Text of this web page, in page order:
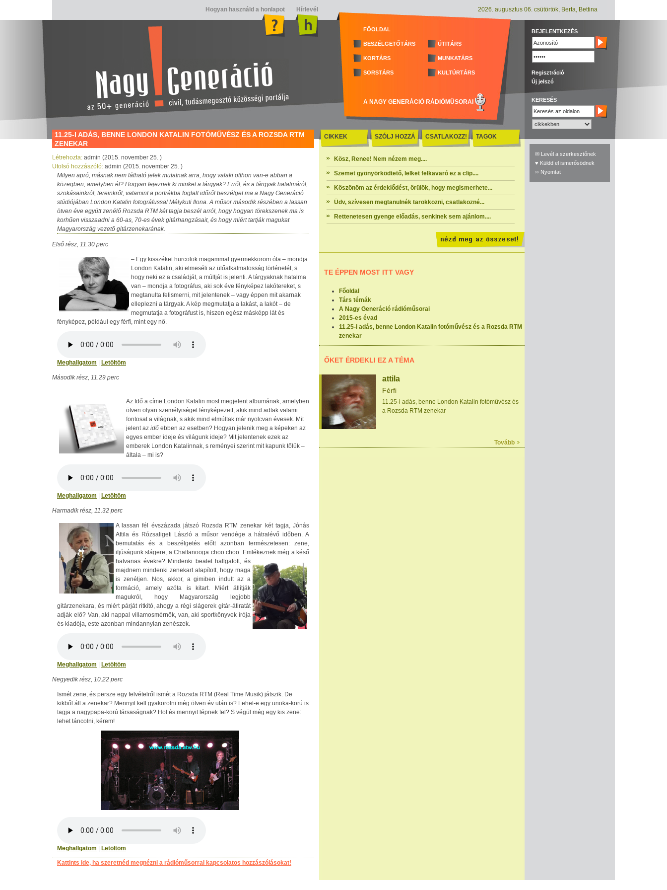
Hogyan használd a honlapot Hírlevél 2026. augusztus 06. csütörtök, Berta, Bettina
FŐOLDAL
BESZÉLGETŐTÁRS ÚTITÁRS
KORTÁRS MUNKATÁRS
SORSTÁRS KULTÚRTÁRS
A NAGY GENERÁCIÓ RÁDIÓMŰSORAI
BEJELENTKEZÉS
Regisztráció
Új jelszó
KERESÉS
11.25-I ADÁS, BENNE LONDON KATALIN FOTÓMŰVÉSZ ÉS A ROZSDA RTM
ZENEKAR
Létrehozta: admin (2015. november 25. )
Utolsó hozzászóló: admin (2015. november 25. )
Milyen apró, másnak nem látható jelek mutatnak arra, hogy valaki otthon van-e abban a
közegben, amelyben él? Hogyan fejeznek ki minket a tárgyak? Erről, és a tárgyak hatalmáról,
szokásainkról, tereinkről, valamint a portrékba foglalt időről beszélget ma a Nagy Generáció
stúdiójában London Katalin fotográfussal Mélykuti Ilona. A műsor második részében a lassan
ötven éve együtt zenélő Rozsda RTM két tagja beszél arról, hogy hogyan törekszenek ma is
korhűen visszaadni a 60-as, 70-es évek gitárhangzásait, és hogy miért tartják magukat
Magyarország vezető gitárzenekarának.
Első rész, 11.30 perc
– Egy kisszéket hurcolok magammal gyermekkorom óta – mondja
London Katalin, aki elmeséli az ülőalkalmatosság történetét, s
hogy neki ez a családját, a múltját is jelenti. A tárgyaknak hatalma
van – mondja a fotográfus, aki sok éve fényképez lakótereket, s
megtanulta felismerni, mit jelentenek – vagy éppen mit akarnak
elleplezni a tárgyak. A kép megmutatja a lakást, a lakót – de
megmutatja a fotográfust is, hiszen egész másképp lát és
fényképez, például egy férfi, mint egy nő.
Meghallgatom Letöltöm
Második rész, 11.29 perc
Az Idő a címe London Katalin most megjelent albumának, amelyben
ötven olyan személyiséget fényképezett, akik mind adtak valami
fontosat a világnak, s akik mind elmúltak már nyolcvan évesek. Mit
jelent az idő ebben az esetben? Hogyan jelenik meg a képeken az
egyes ember ideje és világunk ideje? Mit jelentenek ezek az
emberek London Katalinnak, s reményei szerint mit kapunk tőlük –
általa – mi is?
Meghallgatom Letöltöm
Harmadik rész, 11.32 perc
A lassan fél évszázada játszó Rozsda RTM zenekar két tagja, Jónás
Attila és Rózsaligeti László a műsor vendége a hátralévő időben. A
bemutatás és a beszélgetés előtt azonban természetesen: zene,
ifjúságunk slágere, a Chattanooga choo choo. Emlékeznek még a késő
hatvanas évekre? Mindenki beatet hallgatott, és
majdnem mindenki zenekart alapított, hogy maga
is zenéljen. Nos, akkor, a gimiben indult az a
formáció, amely azóta is kitart. Miért állítják
magukról, hogy Magyarország legjobb
gitárzenekara, és miért párját ritkító, ahogy a régi slágerek gitár-átiratát
adják elő? Van, aki nappal villamosmérnök, van, aki sportkönyvek írója
és kiadója, este azonban mindannyian zenészek.
Meghallgatom Letöltöm
Negyedik rész, 10.22 perc
Ismét zene, és persze egy felvételről ismét a Rozsda RTM (Real Time Musik) játszik. De
kikből áll a zenekar? Mennyit kell gyakorolni még ötven év után is? Lehet-e egy unoka-korú is
tagja a nagypapa-korú társaságnak? Hol és mennyit lépnek fel? S végül még egy kis zene:
lehet táncolni, kérem!
Meghallgatom Letöltöm
Kattints ide, ha szeretnéd megnézni a rádióműsorral kapcsolatos hozzászólásokat!
CIKKEK SZÓLJ HOZZÁ CSATLAKOZZ! TAGOK
Kösz, Renee! Nem nézem meg....
Szemet gyönyörködtető, lelket felkavaró ez a clip....
Köszönöm az érdeklődést, örülök, hogy megismerhete...
Üdv, szívesen megtanulnék tarokkozni, csatlakozné...
Rettenetesen gyenge előadás, senkinek sem ajánlom....
TE ÉPPEN MOST ITT VAGY
Főoldal
Társ témák
A Nagy Generáció rádióműsorai
2015-es évad
11.25-i adás, benne London Katalin fotóművész és a Rozsda RTM
zenekar
ŐKET ÉRDEKLI EZ A TÉMA
attila
Férfi
11.25-i adás, benne London Katalin fotóművész és
a Rozsda RTM zenekar
Tovább
✉ Levél a szerkesztőnek
♥ Küldd el ismerősödnek
›› Nyomtat